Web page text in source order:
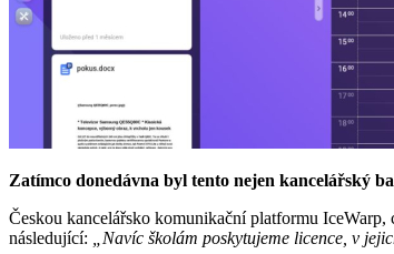
Zatímco donedávna byl tento nejen kancelářský
Českou kancelářsko komunikační platformu
následující: „Navíc školám poskytujeme licence, v